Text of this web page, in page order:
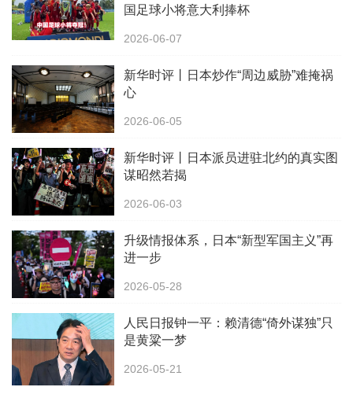
国足球小将意大利捧杯
2026-06-07
新华时评丨日本炒作“周边威胁”难掩祸
心
2026-06-05
新华时评丨日本派员进驻北约的真实图
谋昭然若揭
2026-06-03
升级情报体系，日本“新型军国主义”再
进一步
2026-05-28
人民日报钟一平：赖清德“倚外谋独”只
是黄粱一梦
2026-05-21